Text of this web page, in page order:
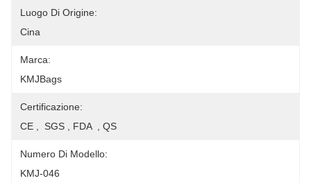
Luogo Di Origine:
Cina
Marca:
KMJBags
Certificazione:
CE ,  SGS , FDA  , QS
Numero Di Modello:
KMJ-046